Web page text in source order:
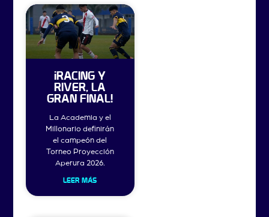
¡RACING Y
RIVER, LA
GRAN FINAL!
La Academia y el
Millonario definirán
el campeón del
Torneo Proyección
Aperura 2026.
LEER MÁS